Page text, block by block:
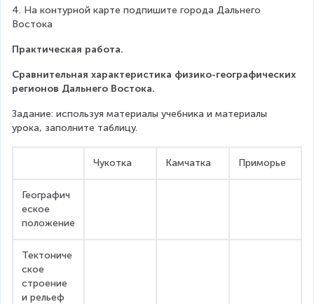
4. На контурной карте подпишите города Дальнего
Востока
Практическая работа.
Сравнительная характеристика физико-географических
регионов Дальнего Востока.
Задание: используя материалы учебника и материалы
урока, заполните таблицу.
Чукотка Камчатка Приморье
Географич
еское
положение
Тектониче
ское
строение
и рельеф